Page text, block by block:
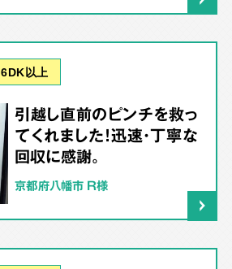
6DK以上
引越し直前のピンチを救っ
てくれました！迅速・丁寧な
回収に感謝。
京都府八幡市 R様